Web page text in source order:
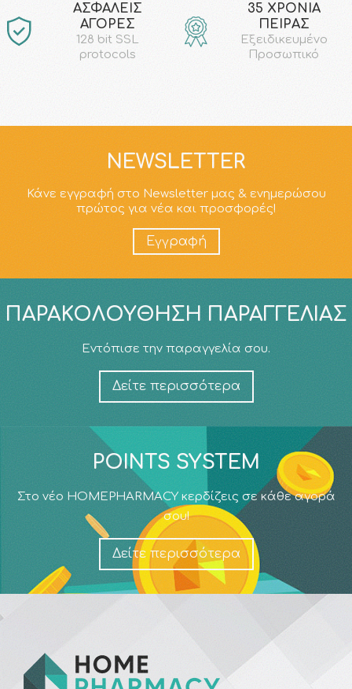
AΣΦΑΛΕΙΣ
ΑΓΟΡΕΣ
128 bit SSL
protocols
35 ΧΡΟΝΙΑ
ΠΕΙΡΑΣ
Εξειδικευμένο
Προσωπικό
NEWSLETTER
Κάνε εγγραφή στο Newsletter μας & ενημερώσου
πρώτος για νέα και προσφορές!
Εγγραφή
ΠΑΡΑΚΟΛΟΎΘΗΣΗ ΠΑΡΑΓΓΕΛΊΑΣ
Εντόπισε την παραγγελία σου.
Δείτε περισσότερα
POINTS SYSTEM
Στο νέο HOMEPHARMACY κερδίζεις σε κάθε αγορά
σου!
Δείτε περισσότερα